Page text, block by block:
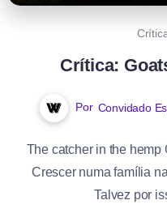
Crítica:
Por Convidado
The catcher in the hemp
Crescer numa família
Talvez por